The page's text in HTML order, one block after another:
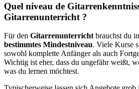
Quel niveau de
Gitarrenunterricht ?
Für den Gitarrenunterricht brauchst du
bestimmtes Mindestniveau. Viele Kurse
sowohl komplette Anfänger als auch
Wichtig ist eher, dass du ungefähr weißt,
was du lernen möchtest.